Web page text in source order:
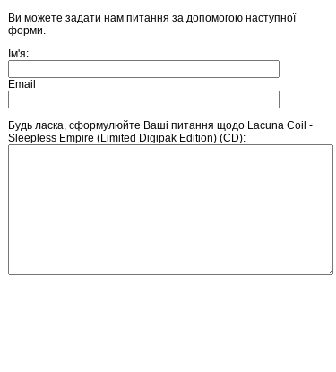
Ви можете задати нам питання за допомогою наступної
форми.
Ім'я:
Email
Будь ласка, сформулюйте Ваші питання щодо Lacuna Coil -
Sleepless Empire (Limited Digipak Edition) (CD):